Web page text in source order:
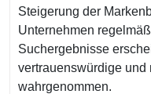
Steigerung der
Unternehmen
Suchergebnisse
vertrauenswürdige und
wahrgenommen.